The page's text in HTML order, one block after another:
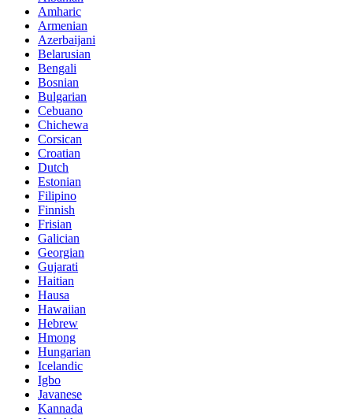
Amharic
Armenian
Azerbaijani
Belarusian
Bengali
Bosnian
Bulgarian
Cebuano
Chichewa
Corsican
Croatian
Dutch
Estonian
Filipino
Finnish
Frisian
Galician
Georgian
Gujarati
Haitian
Hausa
Hawaiian
Hebrew
Hmong
Hungarian
Icelandic
Igbo
Javanese
Kannada